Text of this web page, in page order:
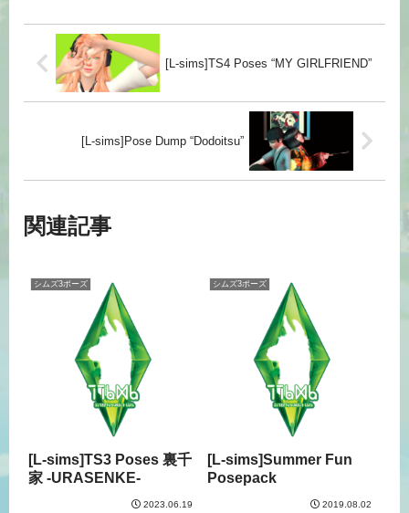
[L-sims]TS4 Poses “MY GIRLFRIEND”
[L-sims]Pose Dump “Dodoitsu”
関連記事
シムズ3ポーズ
[L-sims]TS3 Poses 裏千
家 -URASENKE-
2023.06.19
シムズ3ポーズ
[L-sims]Summer Fun
Posepack
2019.08.02